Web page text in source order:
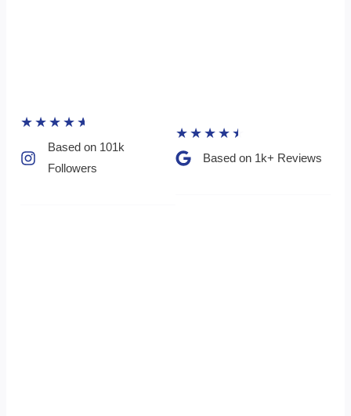
★ ★ ★ ★ ★
Based on 101k
Followers​
★ ★ ★ ★ ★
Based on 1k+ Reviews​